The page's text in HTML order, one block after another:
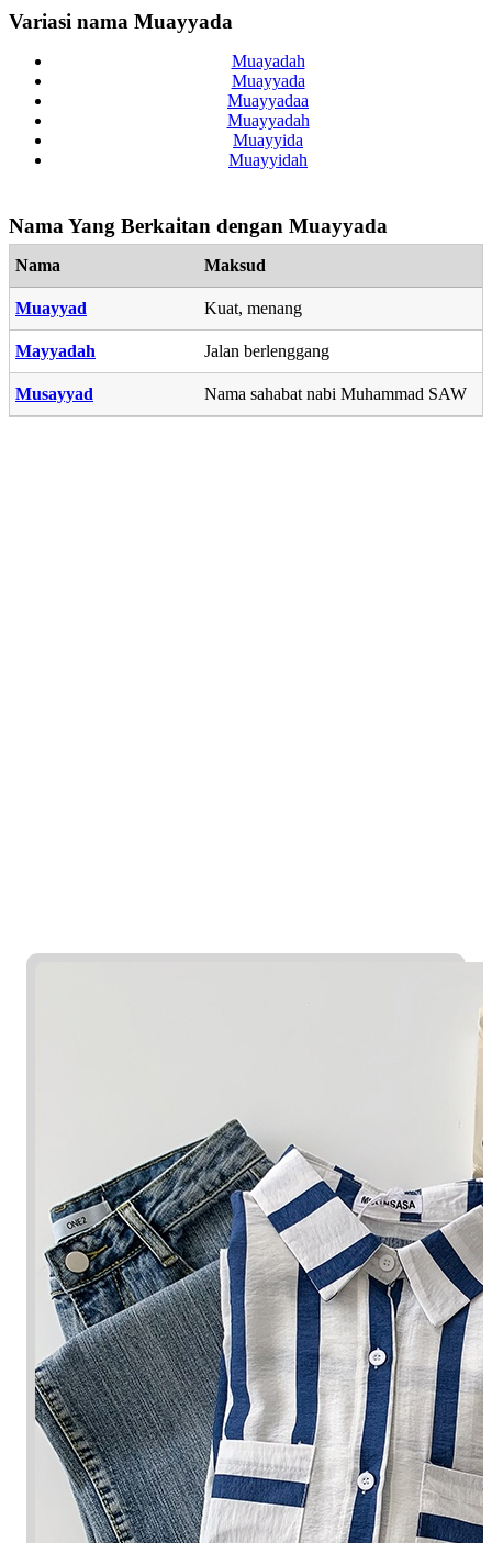
Variasi nama Muayyada
Muayadah
Muayyada
Muayyadaa
Muayyadah
Muayyida
Muayyidah
Nama Yang Berkaitan dengan Muayyada
Nama Maksud
Muayyad Kuat, menang
Mayyadah Jalan berlenggang
Musayyad Nama sahabat nabi Muhammad SAW